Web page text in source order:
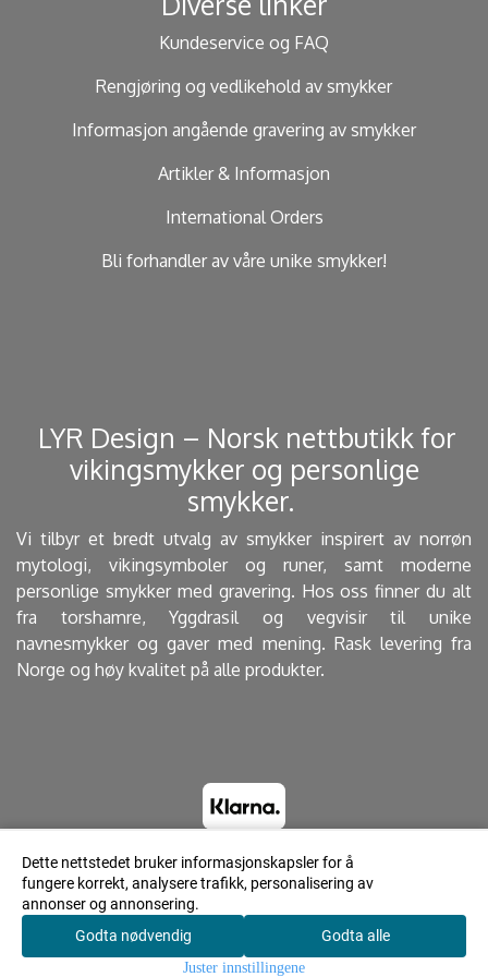
Dette nettstedet bruker informasjonskapsler for å
fungere korrekt, analysere trafikk, personalisering av
annonser og annonsering.
Godta nødvendig
Godta alle
Juster innstillingene
Kundeservice og FAQ
Rengjøring og vedlikehold av smykker
Informasjon angående gravering av smykker
Artikler & Informasjon
International Orders
Bli forhandler av våre unike smykker!
​ LYR Design – Norsk nettbutikk for
vikingsmykker og personlige
smykker. ​
Vi tilbyr et bredt utvalg av smykker inspirert av norrøn
mytologi, vikingsymboler og runer, samt moderne
personlige smykker med gravering. Hos oss finner du alt
fra torshamre, Yggdrasil og vegvisir til unike
navnesmykker og gaver med mening. Rask levering fra
Norge og høy kvalitet på alle produkter.
© 2023 Lyrdesign.no - Powered by Mystore.no